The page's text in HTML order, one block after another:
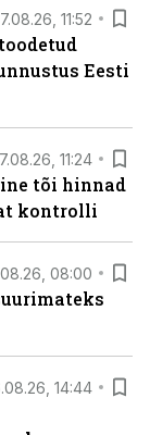
11:52
Eesti
11:24
tõi hinnad
kontrolli
08:00
14:44